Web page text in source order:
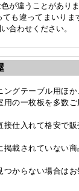
が違うことがありま
も違ってまいりま
合わせください。
ングテーブル用ほ
用の一枚板を多数ご
接仕入れて格安で販
掲載されていない
つからない場合は